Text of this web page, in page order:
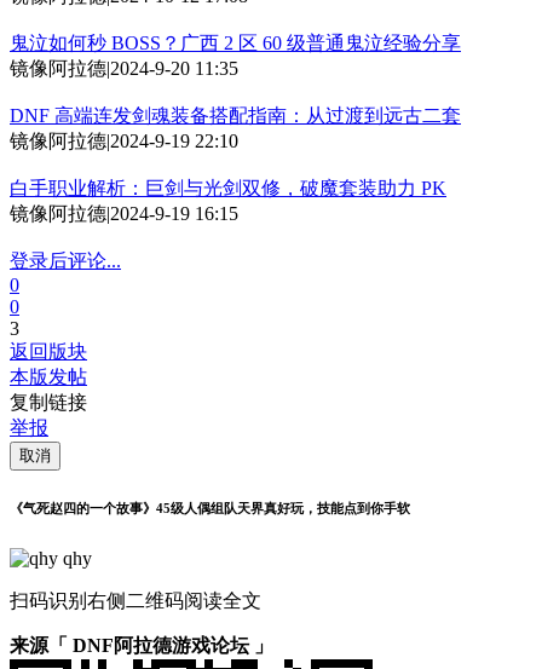
鬼泣如何秒 BOSS？广西 2 区 60 级普通鬼泣经验分享
镜像阿拉德|2024-9-20 11:35
DNF 高端连发剑魂装备搭配指南：从过渡到远古二套
镜像阿拉德|2024-9-19 22:10
白手职业解析：巨剑与光剑双修，破魔套装助力 PK
镜像阿拉德|2024-9-19 16:15
登录后评论...
0
0
3
返回版块
本版发帖
复制链接
举报
取消
《气死赵四的一个故事》45级人偶组队天界真好玩，技能点到你手软
qhy
扫码识别右侧二维码阅读全文
来源「 DNF阿拉德游戏论坛 」